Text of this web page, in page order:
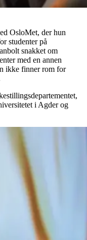
OsloMet, der hun
studenter på
snakket om
med en annen
ikke finner rom for
i Agder og